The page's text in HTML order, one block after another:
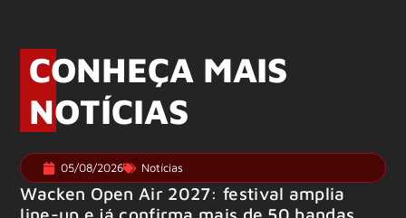
CONHEÇA MAIS
NOTÍCIAS
05/08/2026 Notícias
Wacken Open Air 2027: festival amplia